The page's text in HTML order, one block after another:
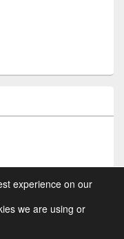
experience on our
we are using or